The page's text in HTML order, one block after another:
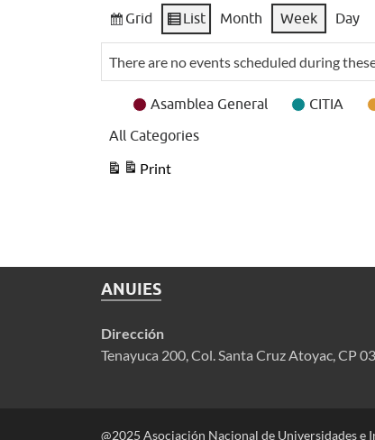
View
Grid
View
List Month Week Day
There are no events scheduled during
Event
Asamblea General CITIA
All Categories
Print
View
ANUIES
Dirección
Tenayuca 200, Col. Santa Cruz Atoyac, CP
@2025 Asociación Nacional de Universidades e